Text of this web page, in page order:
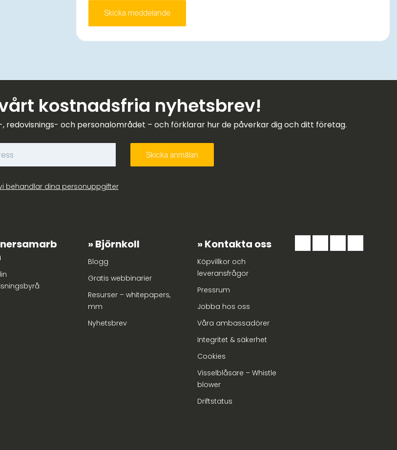
kostnadsfria nyhetsbrev!
och personalområdet – och förklarar hur de påverkar dig och ditt företag.
behandlar dina personuppgifter
Björnkoll
Blogg
Gratis webbinarier
Resurser – whitepapers,
mm
Nyhetsbrev
Kontakta oss
Köpvillkor och
leveransfrågor
Pressrum
Jobba hos oss
Våra ambassadörer
Integritet & säkerhet
Cookies
Visselblåsare – Whistle
blower
Driftstatus